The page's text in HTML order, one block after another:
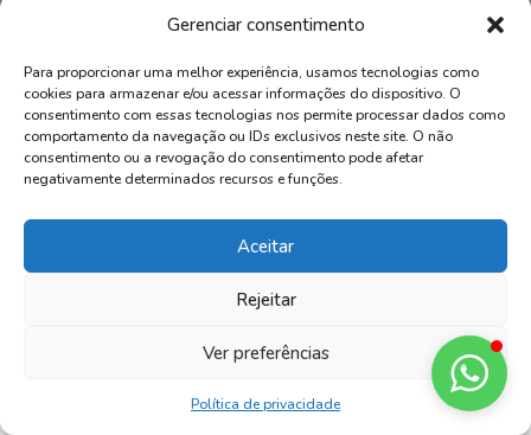
Gerenciar consentimento
Para proporcionar uma melhor experiência, usamos tecnologias como
cookies para armazenar e/ou acessar informações do dispositivo. O
consentimento com essas tecnologias nos permite processar dados como
comportamento da navegação ou IDs exclusivos neste site. O não
consentimento ou a revogação do consentimento pode afetar
negativamente determinados recursos e funções.
Aceitar
Rejeitar
Ver preferências
Política de privacidade
+55 41 3352-6989
+55 41 99169-4578
© AXAR INCORPADORA | Todos os direitos reservados.